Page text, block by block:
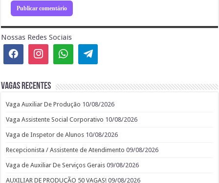
Nossas Redes Sociais
Vagas recentes
Vaga Auxiliar De Produção 10/08/2026
Vaga Assistente Social Corporativo 10/08/2026
Vaga de Inspetor de Alunos 10/08/2026
Recepcionista / Assistente de Atendimento 09/08/2026
Vaga de Auxiliar De Serviços Gerais 09/08/2026
AUXILIAR DE PRODUÇÃO 50 VAGAS! 09/08/2026